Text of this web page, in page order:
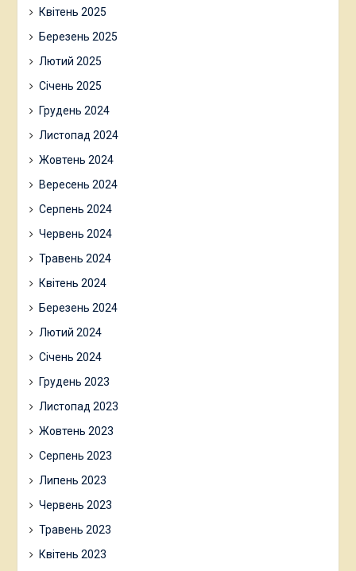
Квітень 2025
Березень 2025
Лютий 2025
Січень 2025
Грудень 2024
Листопад 2024
Жовтень 2024
Вересень 2024
Серпень 2024
Червень 2024
Травень 2024
Квітень 2024
Березень 2024
Лютий 2024
Січень 2024
Грудень 2023
Листопад 2023
Жовтень 2023
Серпень 2023
Липень 2023
Червень 2023
Травень 2023
Квітень 2023